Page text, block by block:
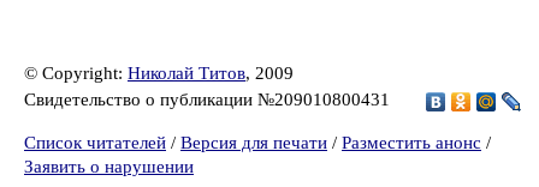
© Copyright: Николай Титов, 2009
Свидетельство о публикации №209010800431
Список читателей / Версия для печати / Разместить анонс /
Заявить о нарушении